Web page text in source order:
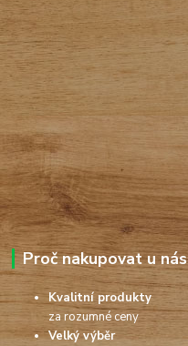
Proč nakupovat u nás
Kvalitní produkty
za rozumné ceny
Velký výběr